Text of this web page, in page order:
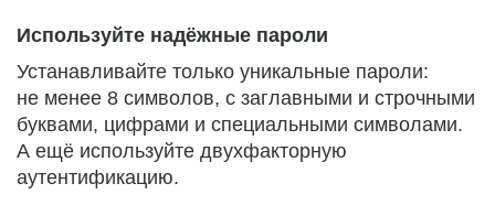
Используйте надёжные пароли
Устанавливайте только уникальные пароли:
не менее 8 символов, с заглавными и строчными
буквами, цифрами и специальными символами.
А ещё используйте двухфакторную
аутентификацию.